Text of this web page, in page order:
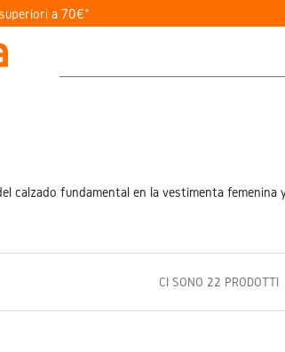
superiori a 70€*
calzado fundamental en la vestimenta femenina
CI SONO 22 PRODOTTI